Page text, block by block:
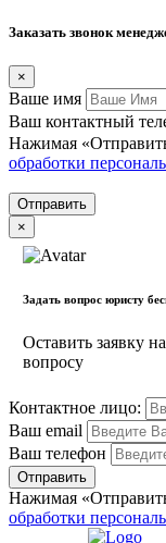
Заказать звонок
×
Вашe имя
Ваш контактный
Нажимая
обработки
×
Задать вопрос юристу
Оставить заявку
вопросу
Контактное лицо:
Ваш email
Ваш телефон
Нажимая
обработки